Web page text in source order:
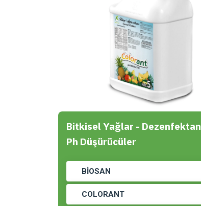
Bitkisel Yağlar -
Ph Düşürücüler
BİOSAN
COLORANT